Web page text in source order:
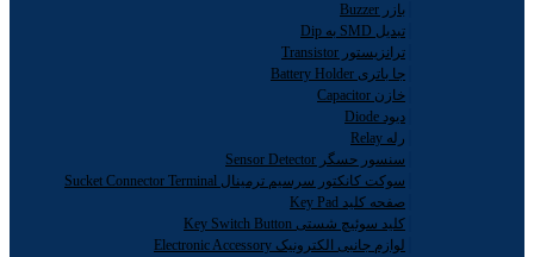
بازر Buzzer
تبدیل SMD به Dip
ترانزیستور Transistor
جا باتری Battery Holder
خازن Capacitor
دیود Diode
رله Relay
سنسور حسگر Sensor Detector
سوکت کانکتور سرسیم ترمینال Sucket Connector Terminal
صفحه کلید Key Pad
کلید سوئیچ شستی Key Switch Button
لوازم جانبی الکترونیک Electronic Accessory